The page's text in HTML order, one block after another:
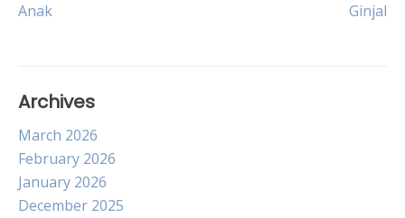
navigation
Anak
Ginjal
Archives
March 2026
February 2026
January 2026
December 2025